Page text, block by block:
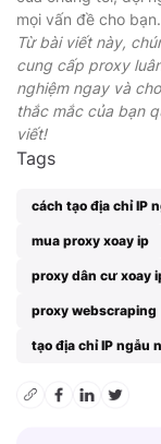
mọi vấn đề cho bạn.
Từ bài viết này,
cung cấp proxy
nghiệm ngay và
thắc mắc của bạn
viết!
Tags
cách tạo địa chỉ IP
mua proxy xoay ip
proxy dân cư xoay
proxy webscraping
tạo địa chỉ IP ngẫu